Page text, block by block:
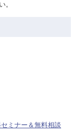
。
ミナー＆無料相談